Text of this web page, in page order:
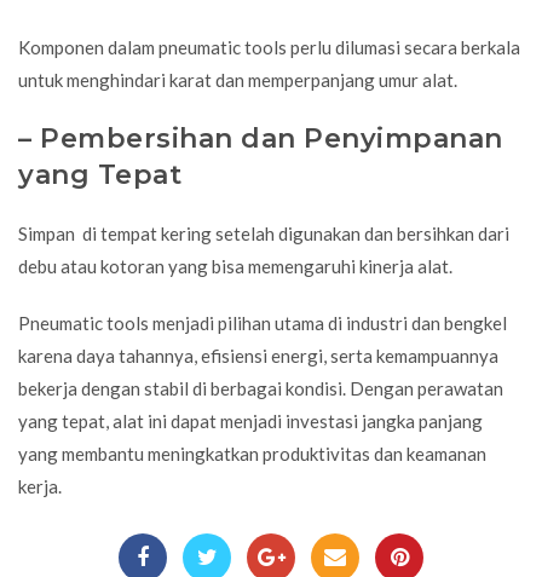
Komponen dalam pneumatic tools perlu dilumasi secara berkala
untuk menghindari karat dan memperpanjang umur alat.
– Pembersihan dan Penyimpanan
yang Tepat
Simpan di tempat kering setelah digunakan dan bersihkan dari
debu atau kotoran yang bisa memengaruhi kinerja alat.
Pneumatic tools menjadi pilihan utama di industri dan bengkel
karena daya tahannya, efisiensi energi, serta kemampuannya
bekerja dengan stabil di berbagai kondisi. Dengan perawatan
yang tepat, alat ini dapat menjadi investasi jangka panjang
yang membantu meningkatkan produktivitas dan keamanan
kerja.